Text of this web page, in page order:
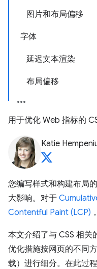
图片和布局偏移
字体
延迟文本渲染
布局偏移
用于优化 Web 指标的
Katie
您编写样式和构建布局
大影响。对于
Contentful Paint (LCP)
本文介绍了与 CSS 相
优化措施按网页的不同
载）进行细分。在此过